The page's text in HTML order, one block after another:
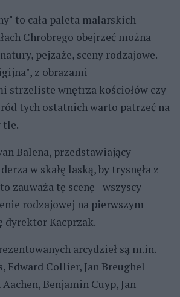
to cała paleta malarskich
Chrobrego obejrzeć można
pejzaże, sceny rodzajowe.
z obrazami
strzeliste wnętrza kościołów czy
tych ostatnich warto patrzeć na
tle.
Balena, przedstawiający
w skałę laską, by trysnęła z
zauważa tę scenę - wszyscy
rodzajowej na pierwszym
dyrektor Kacprzak.
arcydzieł są m.in.
Edward Collier, Jan Breughel
Benjamin Cuyp, Jan